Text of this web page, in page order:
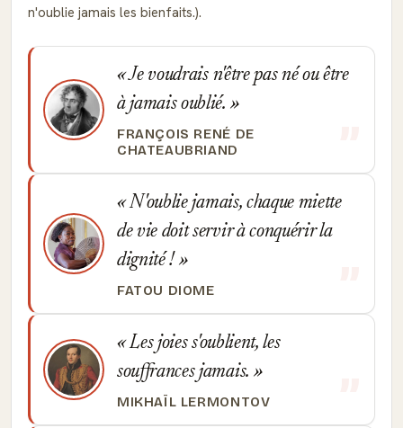
n'oublie jamais les bienfaits.).
Je voudrais n'être pas né ou être
à jamais oublié.
FRANÇOIS RENÉ DE
CHATEAUBRIAND
N'oublie jamais, chaque miette
de vie doit servir à conquérir la
dignité !
FATOU DIOME
Les joies s'oublient, les
souffrances jamais.
MIKHAÏL LERMONTOV